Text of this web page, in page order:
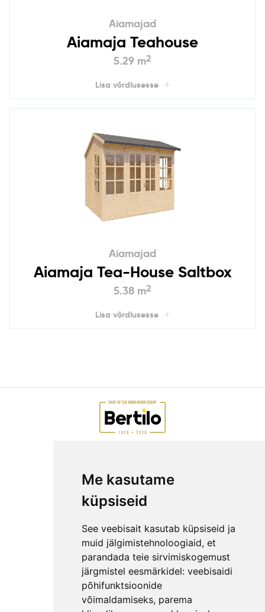
Me kasutame
küpsiseid
See veebisait kasutab küpsiseid ja
muid jälgimistehnoloogiaid, et
parandada teie sirvimiskogemust
järgmistel eesmärkidel: veebisaidi
põhifunktsioonide
võimaldamiseks, parema
Aiamajad
Aiamaja Teahouse
5.29 m2
Lisa võrdlusesse
Aiamajad
Aiamaja Tea-House Saltbox
5.38 m2
Lisa võrdlusesse
ETTEVÕTTEST
KKK
KONTAKT
MEESKOND
GARANTIITINGIMUSED
PRIVAATSUSPOLIITIKA
NÕUANDED
LEPINGUST TAGANEMISE AVALDUS